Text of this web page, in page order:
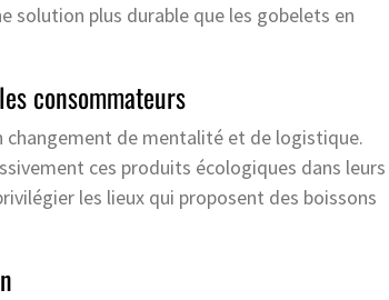
solution plus durable que les gobelets en
consommateurs
de mentalité et de logistique.
ces produits écologiques dans leurs
les lieux qui proposent des boissons